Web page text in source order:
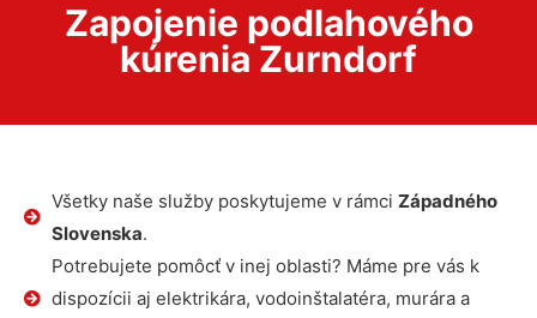
Zapojenie podlahového
kúrenia Zurndorf
Všetky naše služby poskytujeme v rámci Západného
Slovenska.
Potrebujete pomôcť v inej oblasti? Máme pre vás k
dispozícii aj elektrikára, vodoinštalatéra, murára a